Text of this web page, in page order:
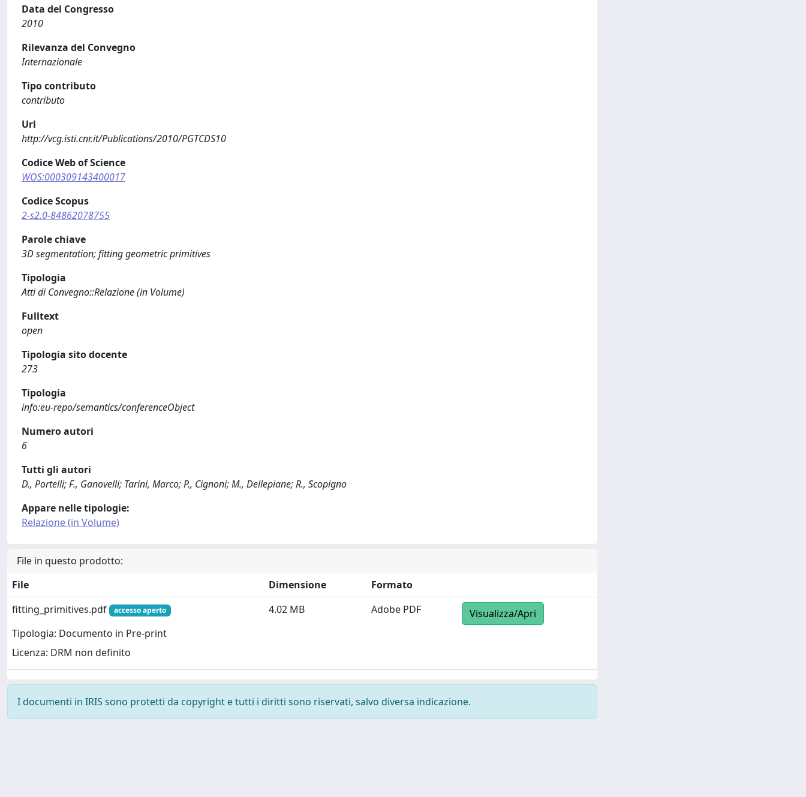
Data del Congresso
2010
Rilevanza del Convegno
Internazionale
Tipo contributo
contributo
Url
http://vcg.isti.cnr.it/Publications/2010/PGTCDS10
Codice Web of Science
WOS:000309143400017
Codice Scopus
2-s2.0-84862078755
Parole chiave
3D segmentation; ﬁtting geometric primitives
Tipologia
Atti di Convegno::Relazione (in Volume)
Fulltext
open
Tipologia sito docente
273
Tipologia
info:eu-repo/semantics/conferenceObject
Numero autori
6
Tutti gli autori
D., Portelli; F., Ganovelli; Tarini, Marco; P., Cignoni; M., Dellepiane; R., Scopigno
Appare nelle tipologie:
Relazione (in Volume)
File in questo prodotto:
File
Dimensione
Formato
fitting_primitives.pdf
accesso aperto
Tipologia: Documento in Pre-print
Licenza: DRM non definito
4.02 MB Adobe PDF Visualizza/Apri
I documenti in IRIS sono protetti da copyright e tutti i diritti sono riservati, salvo diversa indicazione.